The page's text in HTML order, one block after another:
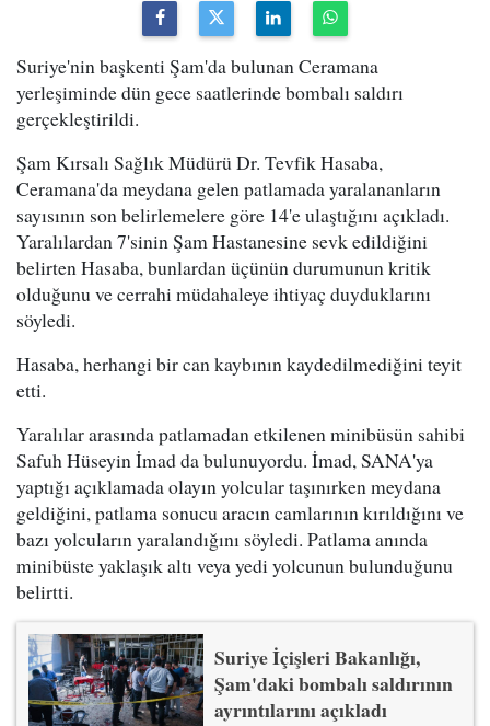
Suriye'nin başkenti Şam'da bulunan Ceramana
yerleşiminde dün gece saatlerinde bombalı saldırı
gerçekleştirildi.
Şam Kırsalı Sağlık Müdürü Dr. Tevfik Hasaba,
Ceramana'da meydana gelen patlamada yaralananların
sayısının son belirlemelere göre 14'e ulaştığını açıkladı.
Yaralılardan 7'sinin Şam Hastanesine sevk edildiğini
belirten Hasaba, bunlardan üçünün durumunun kritik
olduğunu ve cerrahi müdahaleye ihtiyaç duyduklarını
söyledi.
Hasaba, herhangi bir can kaybının kaydedilmediğini teyit
etti.
Yaralılar arasında patlamadan etkilenen minibüsün sahibi
Safuh Hüseyin İmad da bulunuyordu. İmad, SANA'ya
yaptığı açıklamada olayın yolcular taşınırken meydana
geldiğini, patlama sonucu aracın camlarının kırıldığını ve
bazı yolcuların yaralandığını söyledi. Patlama anında
minibüste yaklaşık altı veya yedi yolcunun bulunduğunu
belirtti.
Suriye İçişleri Bakanlığı,
Şam'daki bombalı saldırının
ayrıntılarını açıkladı